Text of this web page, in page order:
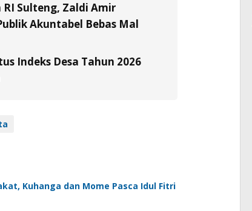
Sulteng, Zaldi Amir
Akuntabel Bebas Mal
Indeks Desa Tahun 2026
Kuhanga dan Mome Pasca Idul Fitri